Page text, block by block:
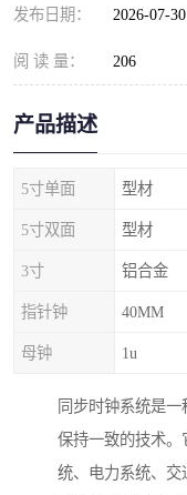
发布日期： 2026-07-30
阅 读 量： 206
产品描述
5寸单面 型材
5寸双面 型材
3寸 铝合金
指针钟 40MM
母钟 1u
同步时钟系统是
保持一致的技术。
统、电力系统、交